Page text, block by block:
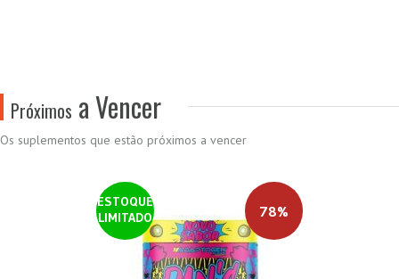
Próximos a Vencer
Os suplementos que estão próximos a vencer
ESTOQUE
LIMITADO
78%